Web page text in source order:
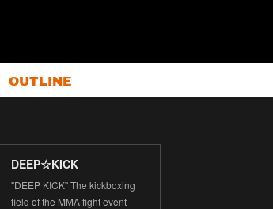
OUTLINE
DEEP☆KICK
"DEEP KICK" The kickboxing
field of the MMA fight event